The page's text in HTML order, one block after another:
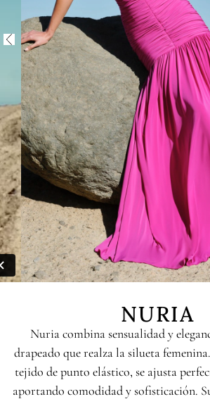
NURIA
Nuria combina sensualidad y
drapeado que realza la silueta
tejido de punto elástico, se ajusta
aportando comodidad y sofisticación.